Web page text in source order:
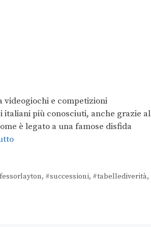
e competizioni
italiani più conosciuti, anche grazie al
è legato a una famose disfida
, #successioni, #tabellediverità,